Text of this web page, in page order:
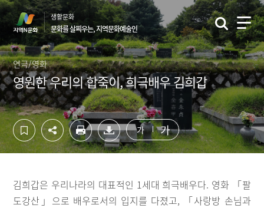
컨
텐
츠
영
역
바
로
가
기
하
단
영
역
바
로
가
기
생활문화
문화를 살찌우는, 지역문화예술인
연극/영화
영원한 우리의 합죽이, 희극배우 김희갑
가 가
김희갑은 우리나라의 대표적인 1세대 희극배우다. 영화 「팔
도강산」으로 배우로서의 입지를 다졌고, 「사랑방 손님과